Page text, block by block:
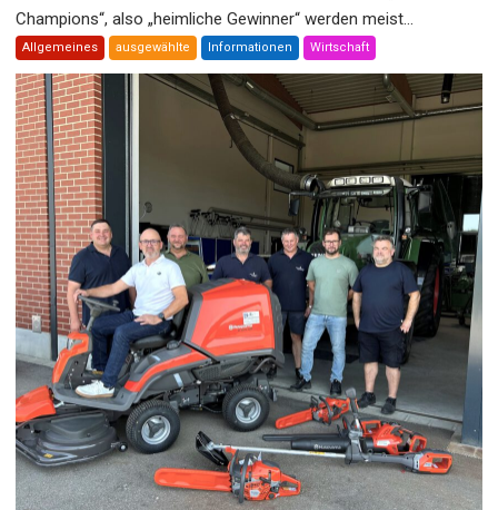
Champions“, also „heimliche Gewinner“ werden meist...
Allgemeines ausgewählte Informationen Wirtschaft